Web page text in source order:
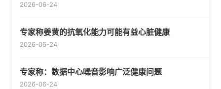
2026-06-24
专家称姜黄的抗氧化能力可能有益心脏健康
2026-06-24
专家称：数据中心噪音影响广泛健康问题
2026-06-24